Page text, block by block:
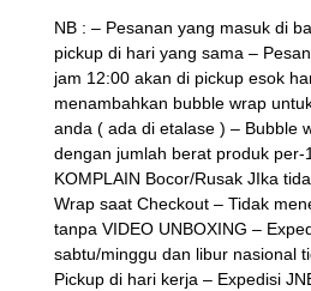
NB : – Pesanan yang masuk di
pickup di hari yang sama –
jam 12:00 akan di pickup esok
menambahkan bubble wrap
anda ( ada di etalase ) – Bubble
dengan jumlah berat produk per-
KOMPLAIN Bocor/Rusak JIka
Wrap saat Checkout – Tidak
tanpa VIDEO UNBOXING –
sabtu/minggu dan libur nasional
Pickup di hari kerja – Expedisi